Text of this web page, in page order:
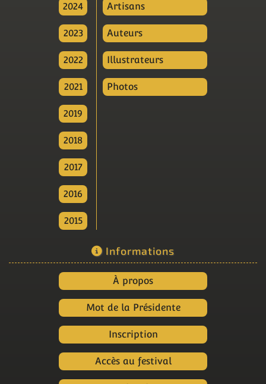
2024
2023
2022
2021
2019
2018
2017
2016
2015
Artisans
Auteurs
Illustrateurs
Photos
Informations
À propos
Mot de la Présidente
Inscription
Accès au festival